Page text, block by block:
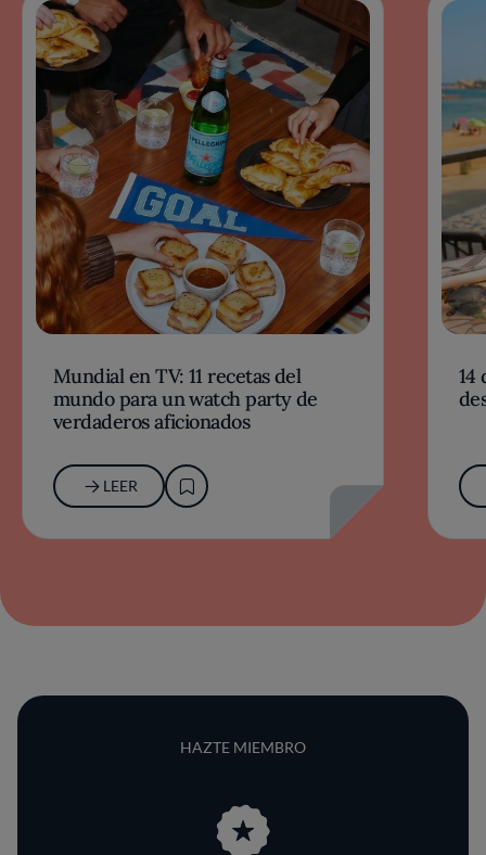
Mundial en TV: 11 recetas del
mundo para un watch party de
verdaderos aficionados
LEER
14
HAZTE MIEMBRO